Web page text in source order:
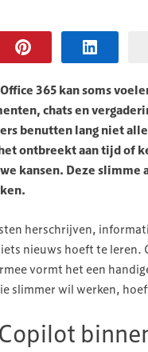
365 kan soms
chats en
benutten lang niet
ontbreekt aan tijd of
kansen. Deze
herschrijven,
nieuws hoeft te
vormt het een
slimmer wil werken,